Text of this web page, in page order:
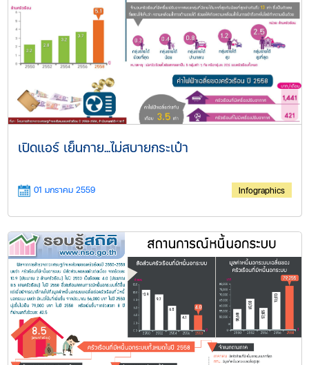
เปิดแอร์ เย็นกาย...ไม่สบายกระเป๋า
01 มกราคม 2559 Infographics